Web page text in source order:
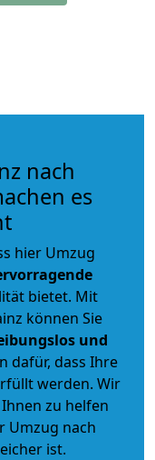
nach
es
hier Umzug
bietet. Mit
können Sie
und
dafür, dass Ihre
werden. Wir
zu helfen
Umzug nach
ist.